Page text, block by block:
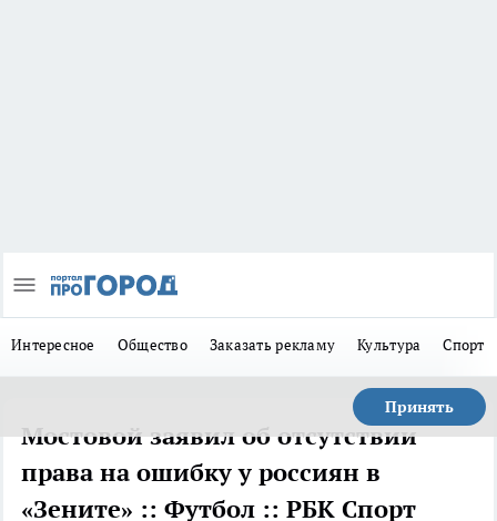
Интересное Общество Заказать рекламу Культура Спорт
Принять
Мостовой заявил об отсутствии
права на ошибку у россиян в
«Зените» :: Футбол :: РБК Спорт